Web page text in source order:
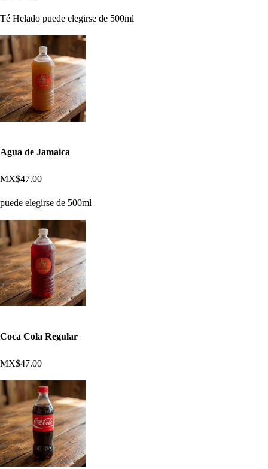
Té Helado puede elegirse de 500ml
Agua de Jamaica
MX$47.00
puede elegirse de 500ml
Coca Cola Regular
MX$47.00